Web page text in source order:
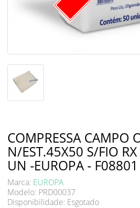
COMPRESSA CAMPO
N/EST.45X50 S/FIO
UN -EUROPA - F08801
Marca: EUROPA
Modelo: PRD00037
Disponibilidade: Esgotado